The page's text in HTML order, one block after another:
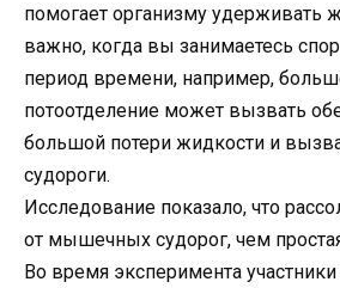
помогает организму удерживать
важно, когда вы занимаетесь
период времени, например,
потоотделение может вызвать
большой потери жидкости и
судороги.
Исследование показало, что
от мышечных судорог, чем
Во время эксперимента